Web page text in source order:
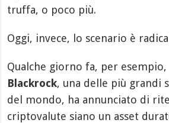
truffa, o poco più.
Oggi, invece, lo scenario è
Qualche giorno fa, per
Blackrock, una delle più grandi
del mondo, ha annunciato di
criptovalute siano un asset